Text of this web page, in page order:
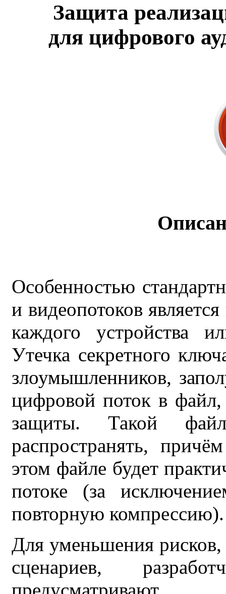
Защита
для цифрового
Особенностью
и видеопотоков
каждого устройства
Утечка секретного
злоумышленников,
цифровой поток в
защиты. Такой
распространять,
этом файле будет
потоке (за
повторную компрессию).
Для уменьшения рисков,
сценариев,